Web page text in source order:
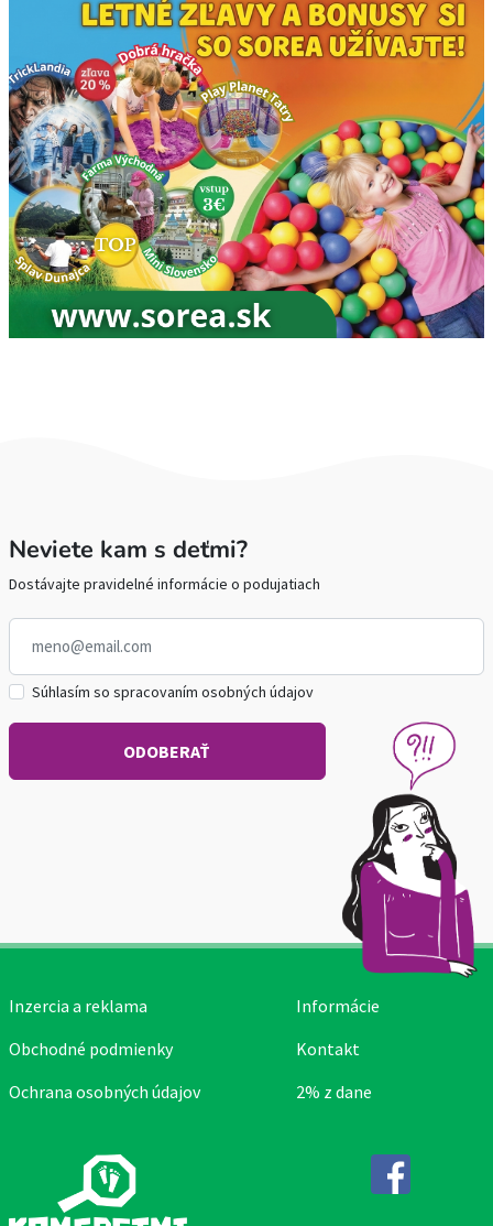
Neviete kam s deťmi?
Dostávajte pravidelné informácie o podujatiach
Súhlasím so spracovaním osobných údajov
Inzercia a reklama
Obchodné podmienky
Ochrana osobných údajov
Informácie
Kontakt
2% z dane